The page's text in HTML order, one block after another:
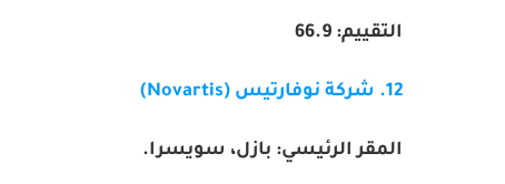
التقييم: 66.9
12. شركة نوفارتيس Novartis)
)
المقر الرئيسي: بازل، سويسرا.